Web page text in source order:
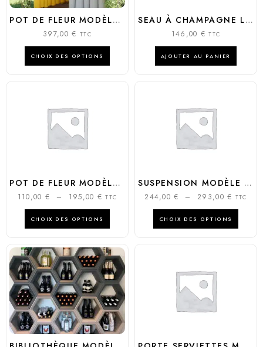
POT DE FLEUR MODÈLE MODÈLE BAMBOO
397,00€ TTC
CHOIX DES OPTIONS
SEAU À CHAMPAGNE LUMINEUX MODÈLE KALIMÉRA
146,00 € TTC
AJOUTER AU PANIER
POT DE FLEUR MODÈLE MODÈLE BASE POT
110,00 € – 195,00 € TTC
CHOIX DES OPTIONS
SUSPENSION MODÈLE BLN
244,00€ – 293,00€ TTC
CHOIX DES OPTIONS